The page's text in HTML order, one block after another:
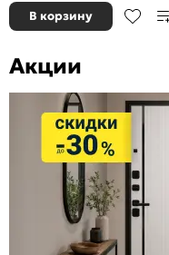
В корзину
Акции